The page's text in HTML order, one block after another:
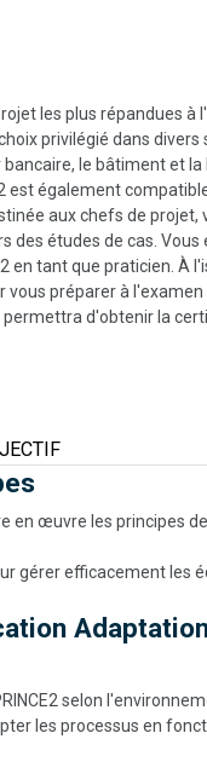
les plus répandues
privilégié dans divers
le bâtiment et la
est également
aux chefs de projet,
des études de cas.
en tant que praticien. À
préparer à l'examen
d'obtenir la
en œuvre les principes
gérer efficacement les
selon
les processus en